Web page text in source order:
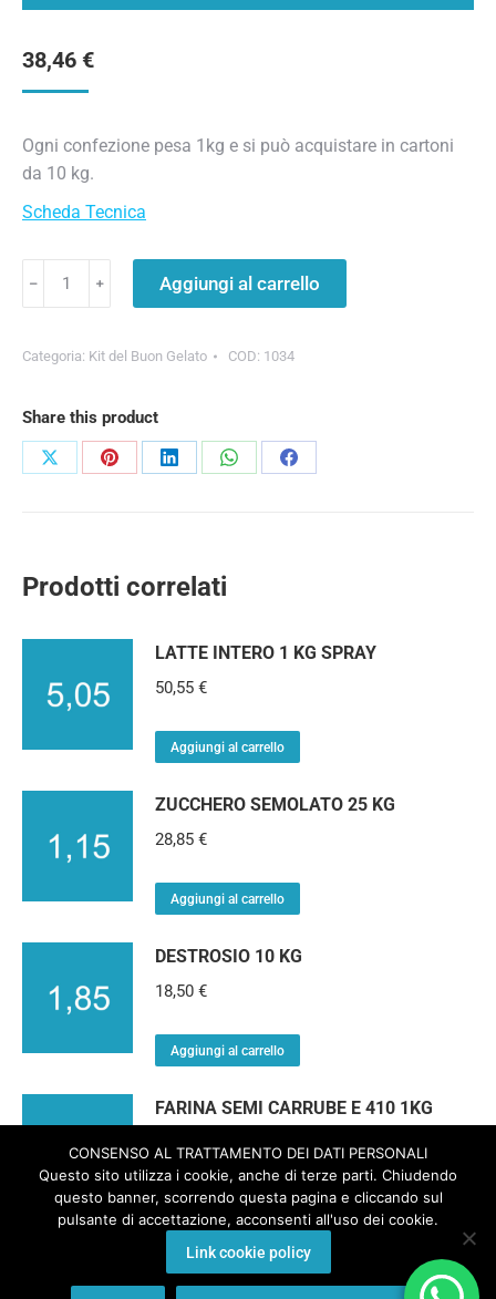
38,46 €
Ogni confezione pesa 1kg e si può acquistare in cartoni
da 10 kg.
Scheda Tecnica
﹣ ﹢ Aggiungi al carrello
Categoria: Kit del Buon Gelato COD: 1034
Share this product
Prodotti correlati
LATTE INTERO 1 KG SPRAY
50,55 €
Aggiungi al carrello
ZUCCHERO SEMOLATO 25 KG
28,85 €
Aggiungi al carrello
DESTROSIO 10 KG
18,50 €
Aggiungi al carrello
FARINA SEMI CARRUBE E 410 1KG
47,95€
Aggiungi al carrello
CONSENSO AL TRATTAMENTO DEI DATI PERSONALI
Questo sito utilizza i cookie, anche di terze parti. Chiudendo
questo banner, scorrendo questa pagina e cliccando sul
pulsante di accettazione, acconsenti all'uso dei cookie.
Link cookie policy